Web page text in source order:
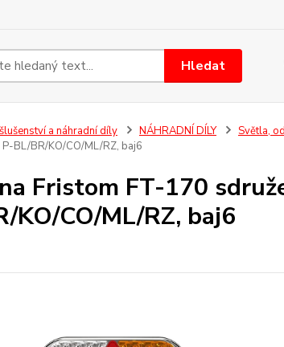
Hledat
a náhradní díly NÁHRADNÍ DÍLY Světla,
BL/BR/KO/CO/ML/RZ, baj6
Fristom FT-170
KO/CO/ML/RZ, baj6